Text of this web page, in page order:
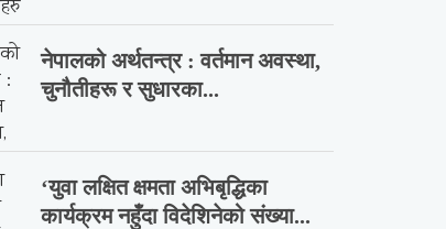
नेपालको अर्थतन्त्र : वर्तमान अवस्था,
चुनौतीहरू र सुधारका...
‘युवा लक्षित क्षमता अभिबृद्धिका
कार्यक्रम नहुँदा विदेशिनेको संख्या...